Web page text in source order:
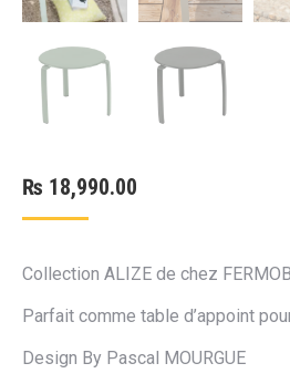
₨ 18,990.00
Collection ALIZE de chez FERMOB
Parfait comme table d’appoint
Design By Pascal MOURGUE